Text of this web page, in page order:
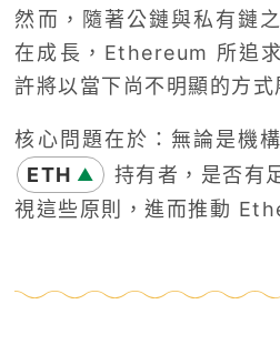
然而，隨著公鏈與私有鏈
在成長，Ethereum 所追
許將以當下尚不明顯的方式
核心問題在於：無論是機
ETH ▲
持有者，是否有
視這些原則，進而推動